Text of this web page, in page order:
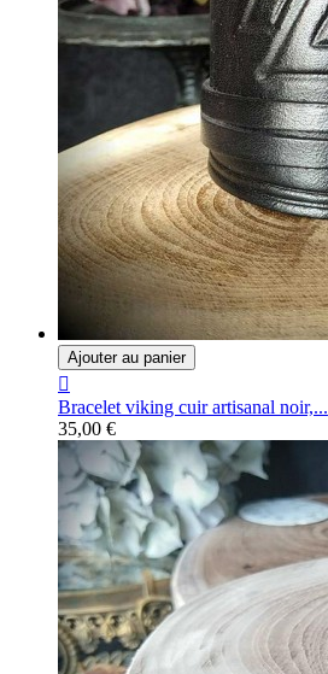
Ajouter au panier

Bracelet viking cuir artisanal noir,...
35,00 €